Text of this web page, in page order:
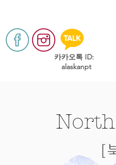
​카카오톡 ID:
alaskanpt
[